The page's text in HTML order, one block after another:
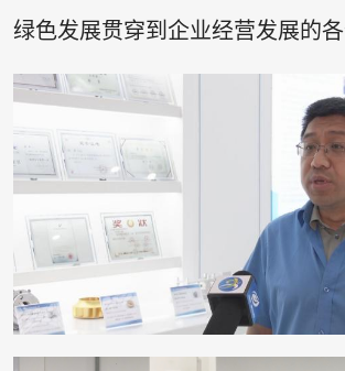
绿色发展贯穿到企业经营发展的